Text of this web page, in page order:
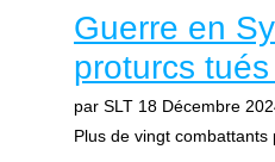
Guerre en
proturcs
par SLT 18 Décembre
Plus de vingt